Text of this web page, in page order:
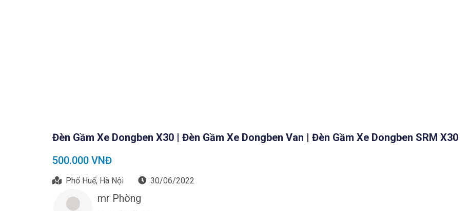
Đèn Gầm Xe Dongben X30 | Đèn Gầm Xe Dongben Van | Đèn Gầm Xe Dongben SRM X30
500.000 VNĐ
Phố Huế, Hà Nội 30/06/2022
mr Phòng